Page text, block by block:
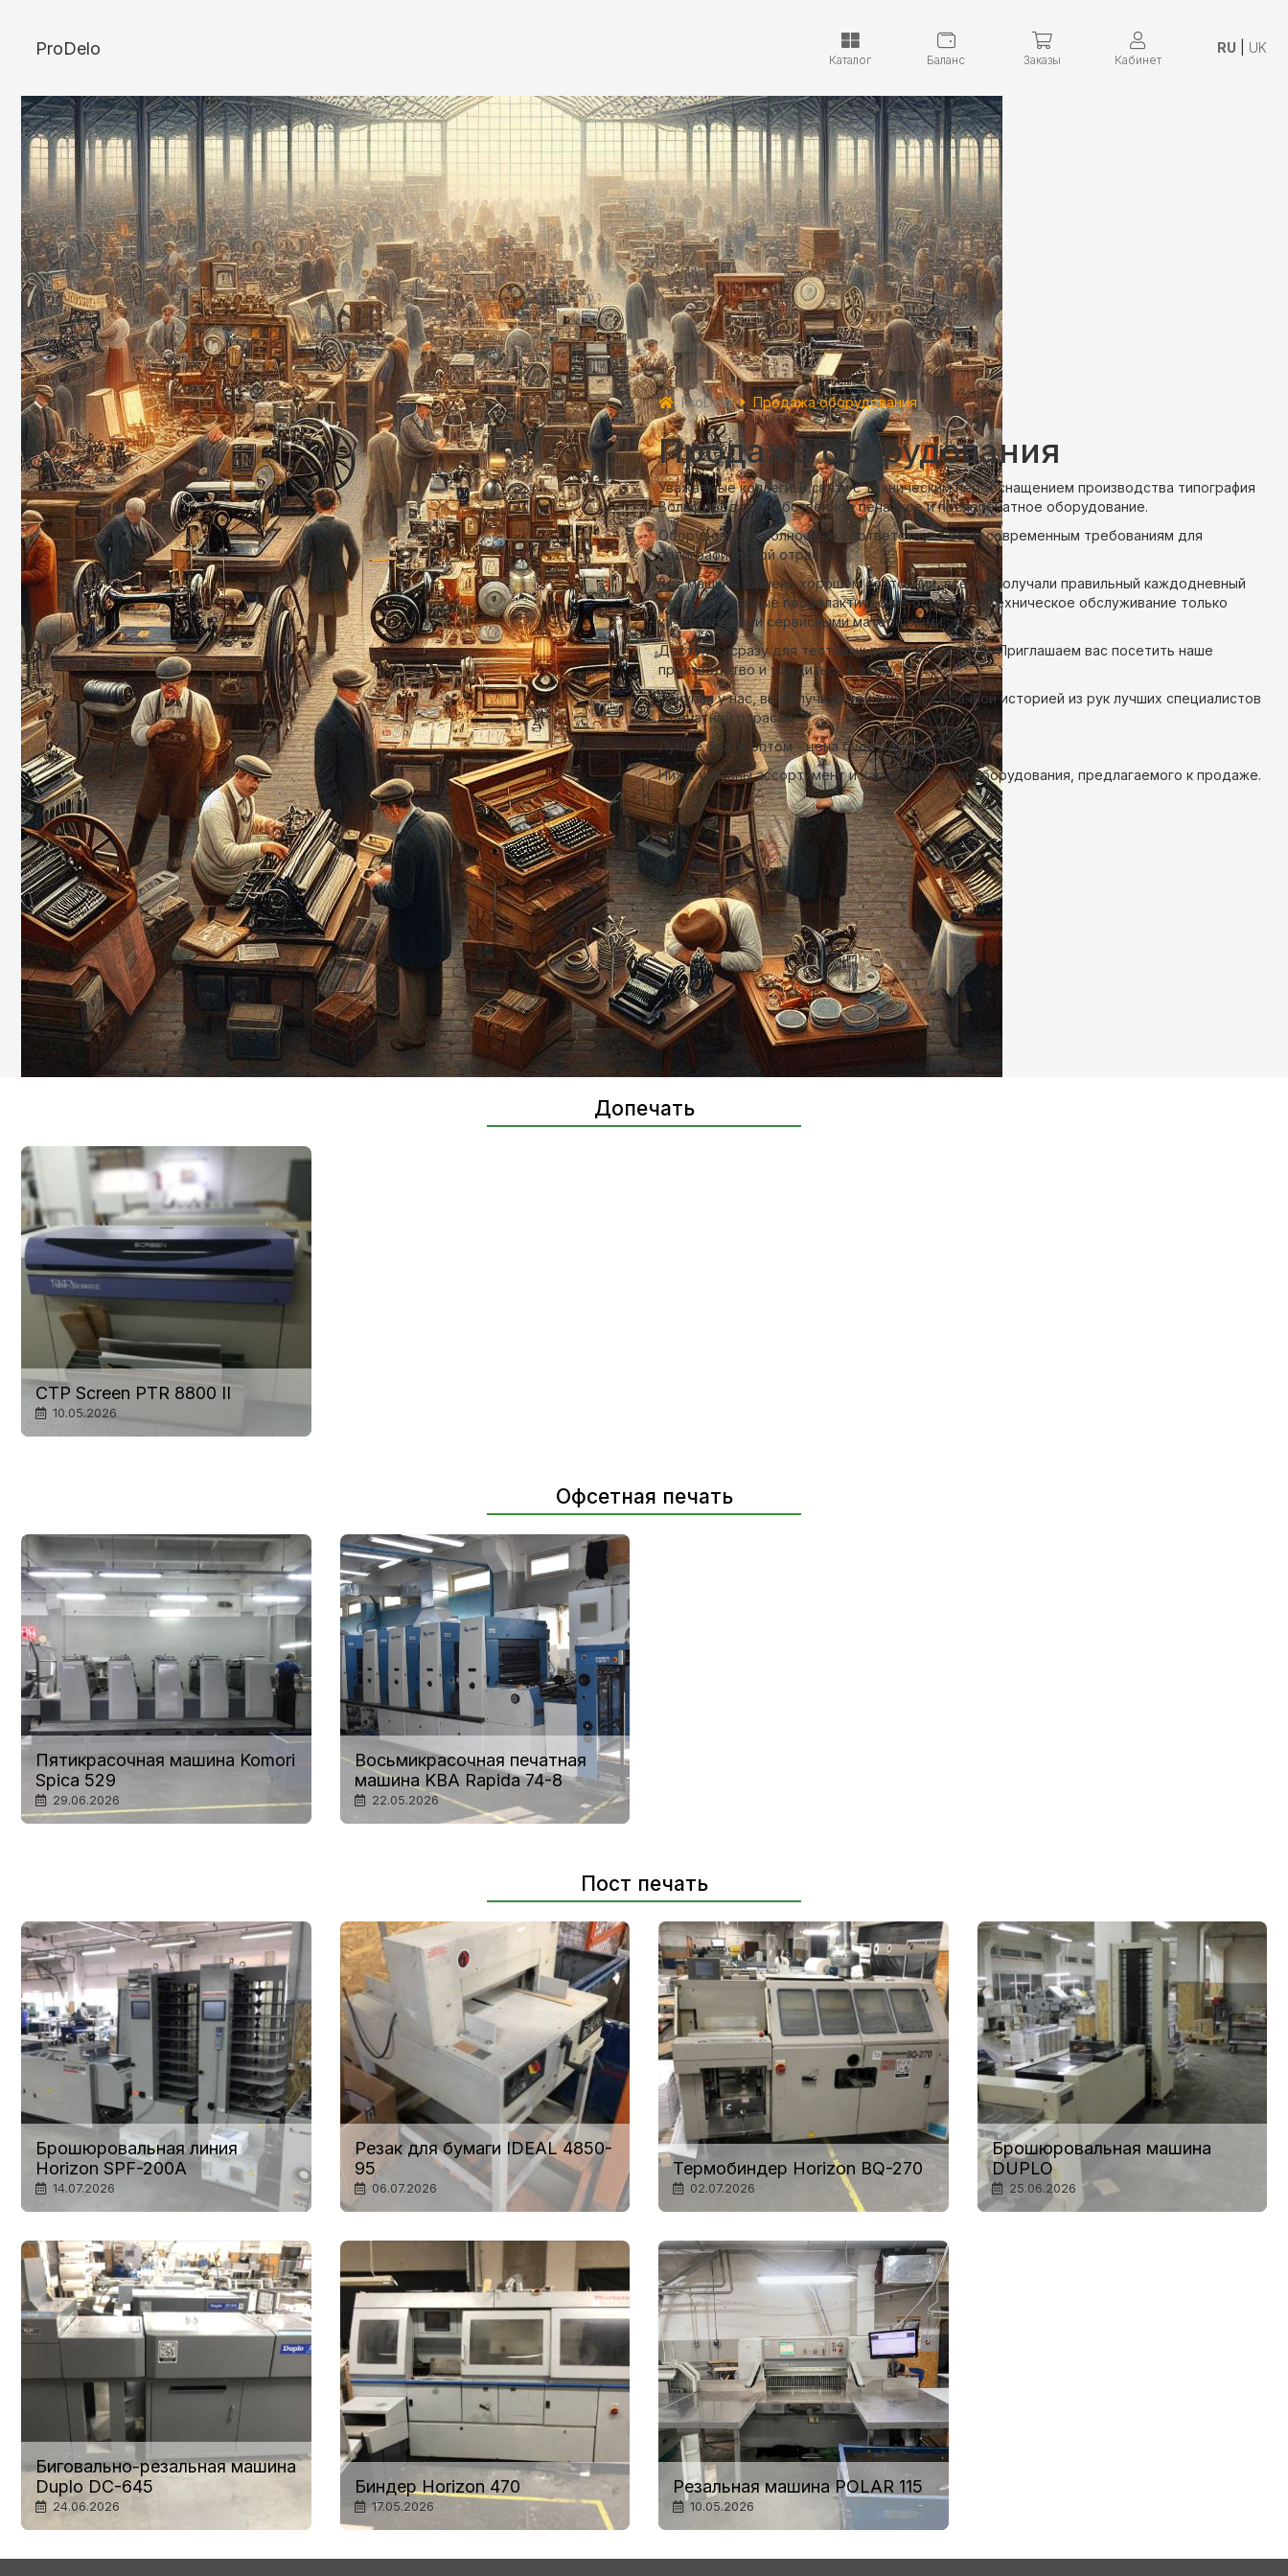
ProDelo
Каталог Баланс Заказы Кабинет
RU UK
ProDelo Продажа оборудования
Продажа оборудования
Уважаемые коллеги! В связи с техническим переоснащением производства типография
Вольф продает собственное печатное и послепечатное оборудование.
Оборудование полностью соответствует всем современным требованиям для
полиграфической отрасли.
Все машины в очень хорошем состоянии, всегда получали правильный каждодневный
уход, регулярные профилактические осмотры и техническое обслуживание только
качественными сервисными материалами.
Доступны сразу для тестовых работ и проверки. Приглашаем вас посетить наше
производство и убедиться в этом.
Покупая у нас, вы получите технику с прозрачной историей из рук лучших специалистов
в печатной отрасли.
Лучше брать оптом - цена будет дешевле.
Ниже указаны ассортимент и характеристики оборудования, предлагаемого к продаже.
Допечать
CTP Screen PTR 8800 II
10.05.2026
Офсетная печать
Пятикрасочная машина Komori
Spica 529
29.06.2026
Восьмикрасочная печатная
машина KBA Rapida 74-8
22.05.2026
Пост печать
Брошюровальная линия
Horizon SPF-200A
14.07.2026
Резак для бумаги IDEAL 4850-
95
06.07.2026
Термобиндер Horizon BQ-270
02.07.2026
Брошюровальная машина
DUPLO
25.06.2026
Биговально-резальная машина
Duplo DC-645
24.06.2026
Биндер Horizon 470
17.05.2026
Резальная машина POLAR 115
10.05.2026